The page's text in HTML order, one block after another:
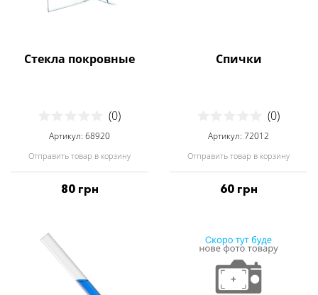
Стекла покровные
(0)
Артикул: 68920
Отправить товар в корзину
80 грн
Спички
(0)
Артикул: 72012
Отправить товар в корзину
60 грн